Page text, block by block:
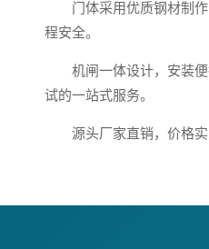
门体采用优质钢材制
程安全。
机闸一体设计，安装
试的一站式服务。
源头厂家直销，价格